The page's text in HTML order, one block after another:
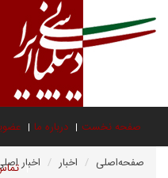
صفحه نخست درباره ما
صفحه‌اصلی اخبار اخبار